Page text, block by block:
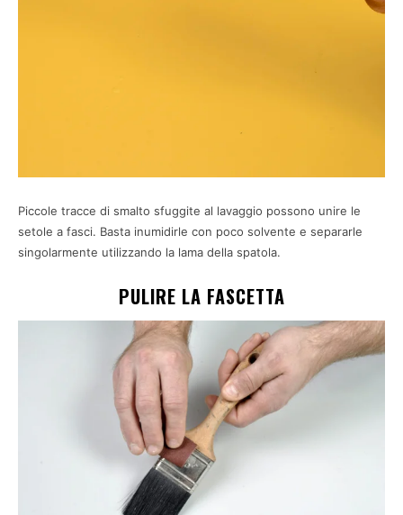
Piccole tracce di smalto sfuggite al lavaggio possono unire le
setole a fasci. Basta inumidirle con poco solvente e separarle
singolarmente utilizzando la lama della spatola.
PULIRE LA FASCETTA